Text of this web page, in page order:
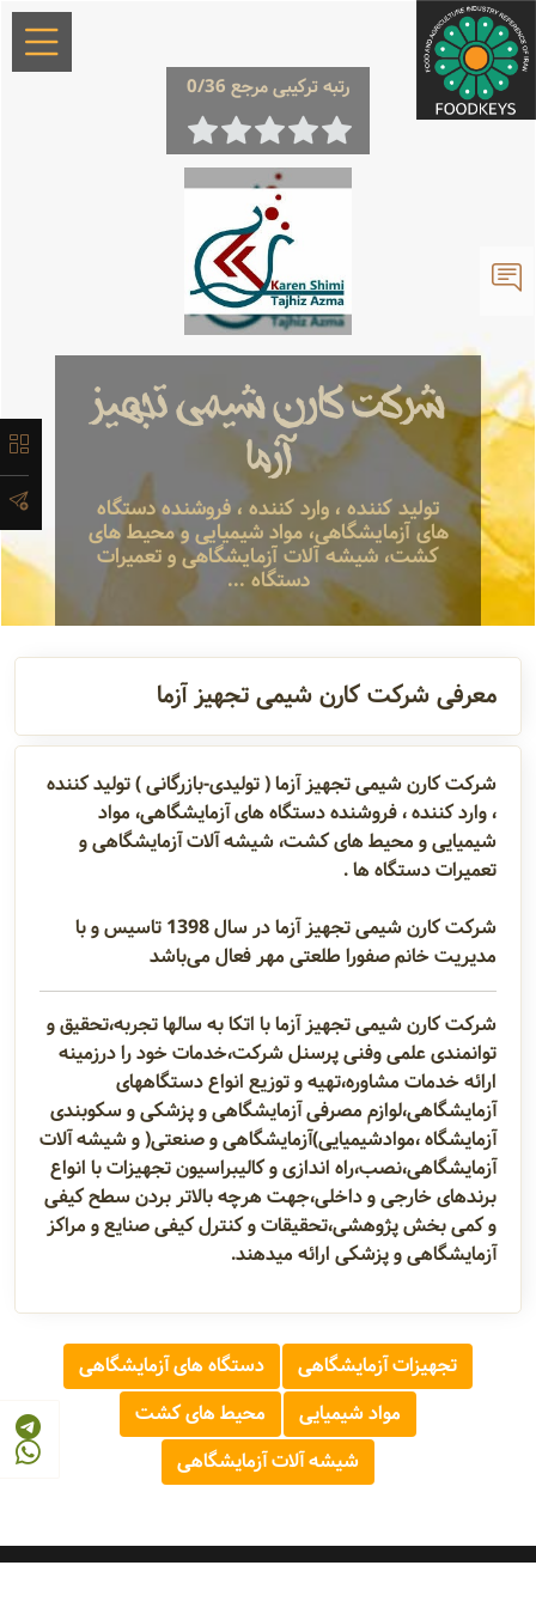
رتبه ترکیبی مرجع 0/36
شرکت کارن شیمی تجهیز
آزما
تولید کننده ، وارد کننده ، فروشنده دستگاه
های آزمایشگاهی، مواد شیمیایی و محیط های
کشت، شیشه آلات آزمایشگاهی و تعمیرات
دستگاه ...
×
معرفی
تاریخچه
لیست
محصولات
آدرس و
اطلاعات
تماس
مدیران و
مسئولین
گالری
سابقه
شرکت
معرفی شرکت کارن شیمی تجهیز آزما
شرکت کارن شیمی تجهیز آزما ( تولیدی-بازرگانی ) تولید کننده
، وارد کننده ، فروشنده دستگاه های آزمایشگاهی، مواد
شیمیایی و محیط های کشت، شیشه آلات آزمایشگاهی و
تعمیرات دستگاه ها .
شرکت کارن شیمی تجهیز آزما در سال 1398 تاسیس و با
مدیریت خانم صفورا طلعتی مهر فعال می‌باشد
شرکت کارن شیمی تجهیز آزما با اتکا به سالها تجربه،تحقیق و
توانمندی علمی وفنی پرسنل شرکت،خدمات خود را درزمینه
ارائه خدمات مشاوره،تهیه و توزیع انواع دستگاههای
آزمایشگاهی،لوازم مصرفی آزمایشگاهی و پزشکی و سکوبندی
آزمایشگاه ،موادشیمیایی)آزمایشگاهی و صنعتی( و شیشه آلات
آزمایشگاهی،نصب،راه اندازی و کالیبراسیون تجهیزات با انواع
برندهای خارجی و داخلی،جهت هرچه بالاتر بردن سطح کیفی
و کمی بخش پژوهشی،تحقیقات و کنترل کیفی صنایع و مراکز
آزمایشگاهی و پزشکی ارائه میدهند.
تجهیزات آزمایشگاهی
دستگاه های آزمایشگاهی
مواد شیمیایی
محیط های کشت
شیشه آلات آزمایشگاهی